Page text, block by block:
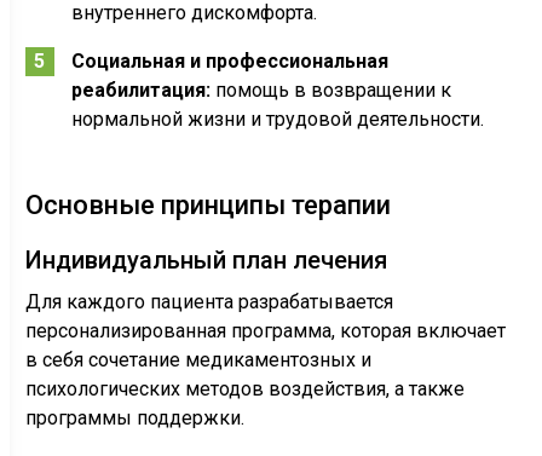
внутреннего дискомфорта.
Социальная и профессиональная
реабилитация:помощь в возвращении к
нормальной жизни и трудовой деятельности.
Основные принципы терапии
Индивидуальный план лечения
Для каждого пациента разрабатывается
персонализированная программа, которая включает
в себя сочетание медикаментозных и
психологических методов воздействия, а также
программы поддержки.